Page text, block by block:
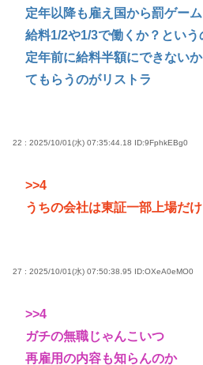
定年以降も雇え国から罰ゲー
給料1/2や1/3で働くか？という
定年前に給料半額にできない
てもらうのがリストラ
22 : 2025/10/01(水) 07:35:44.18 ID:9FphkEBg0
>>4
うちの会社は東証一部上場だ
27 : 2025/10/01(水) 07:50:38.95 ID:OXeA0eMO0
>>4
ガチの無職じゃんこいつ
再雇用の内容も知らんのか